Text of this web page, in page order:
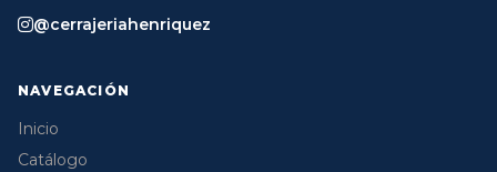
@cerrajeriahenriquez
NAVEGACIÓN
Inicio
Catálogo